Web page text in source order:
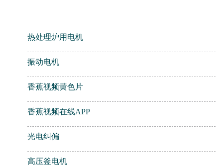
热处理炉用电机
振动电机
香蕉视频黄色片
香蕉视频在线APP
光电纠偏
高压釜电机